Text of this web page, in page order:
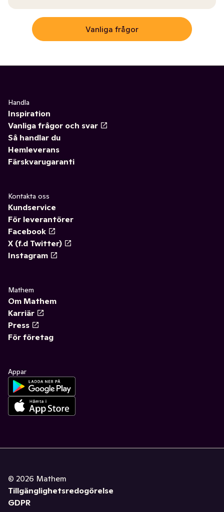
Vanliga frågor
Handla
Inspiration
Vanliga frågor och svar
Så handlar du
Hemleverans
Färskvarugaranti
Kontakta oss
Kundservice
För leverantörer
Facebook
X (f.d Twitter)
Instagram
Mathem
Om Mathem
Karriär
Press
För företag
Appar
© 2026 Mathem
Tillgänglighetsredogörelse
GDPR